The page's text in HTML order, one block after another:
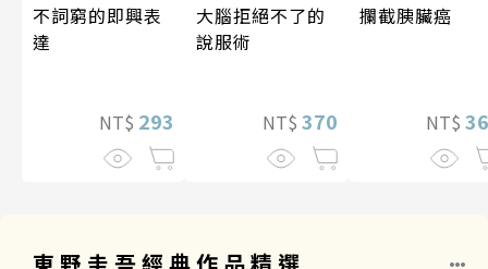
不詞窮的即興表
達
NT$ 293
大腦拒絕不了的
說服術
NT$ 370
攔截胰臟癌
NT$